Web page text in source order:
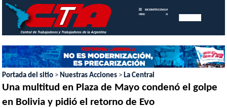
MENU
INICIOINSTITUCIONAL MEMORIAS
ANUALES
Portada del sitio > Nuestras Acciones > La Central
Una multitud en Plaza de Mayo condenó el golpe
en Bolivia y pidió el retorno de Evo